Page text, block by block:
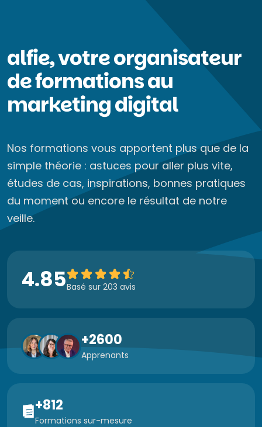
alfie, votre organisateur
de formations au
marketing digital
Nos formations vous apportent plus que de la
simple théorie : astuces pour aller plus vite,
études de cas, inspirations, bonnes pratiques
du moment ou encore le résultat de notre
veille.
4.85Basé sur 203 avis
+2600
Apprenants
+812
Formations sur-mesure